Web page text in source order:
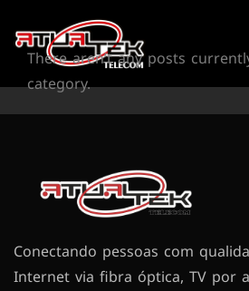
There aren’t any posts
category.
Conectando pessoas com
Internet via fibra óptica, TV por